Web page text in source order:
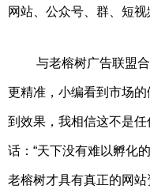
网站、公众号、群、短视
与老榕树广告联盟
更精准，小编看到市场
到效果，我相信这不是
话：“天下没有难以孵化
老榕树才具有真正的网